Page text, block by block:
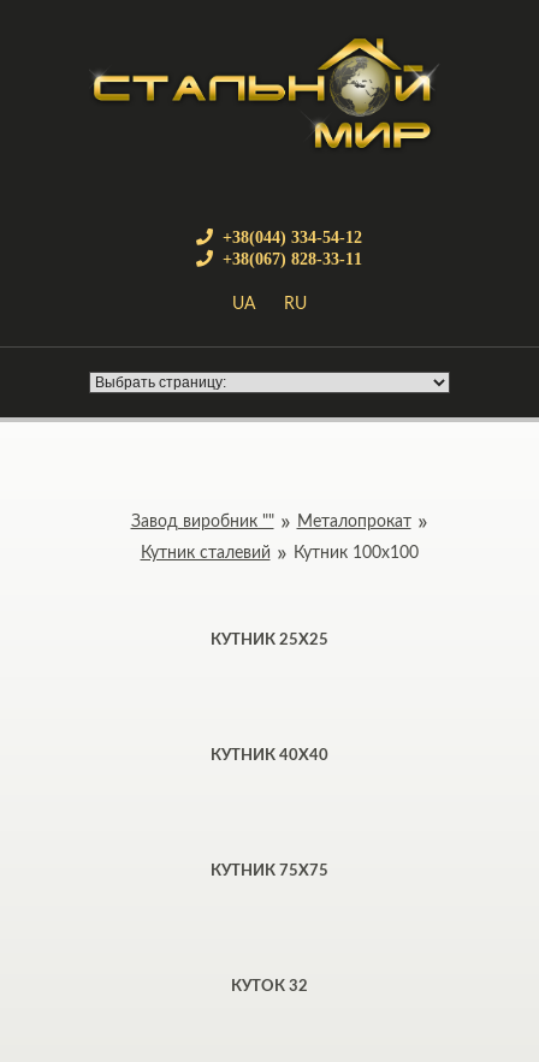
+38(044) 334-54-12
+38(067) 828-33-11
UA RU
Завод виробник ""
Металопрокат
Кутник сталевий
Кутник 100x100
КУТНИК 25Х25
КУТНИК 40Х40
КУТНИК 75Х75
КУТОК 32